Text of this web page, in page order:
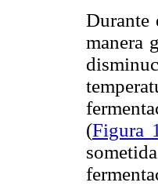
Durante
manera
(Figura